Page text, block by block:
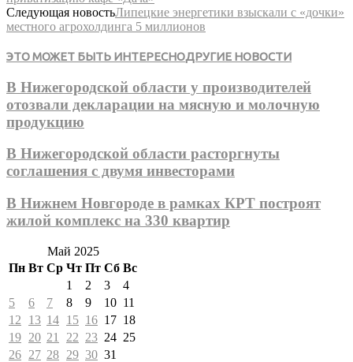
Следующая новостьЛипецкие энергетики взыскали с «дочки»
местного агрохолдинга 5 миллионов
ЭТО МОЖЕТ БЫТЬ ИНТЕРЕСНОДРУГИЕ НОВОСТИ
В Нижегородской области у производителей
отозвали декларации на мясную и молочную
продукцию
В Нижегородской области расторгнуты
соглашения с двумя инвесторами
В Нижнем Новгороде в рамках КРТ построят
жилой комплекс на 330 квартир
Май 2025
Пн Вт Ср Чт Пт Сб Вс
1
2 3
4
5
6 7 8 9 10 11
12
13 14 15 16 17 18
19 20 21 22 23 24 25
26 27 28 29 30 31